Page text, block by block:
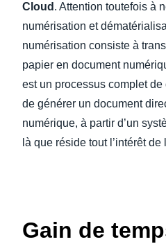
Cloud . Attention toutefois à
numérisation et
numérisation consiste à
papier en document
est un processus complet
de générer un document
numérique, à partir d’un
là que réside tout l’intérêt de
Gain de